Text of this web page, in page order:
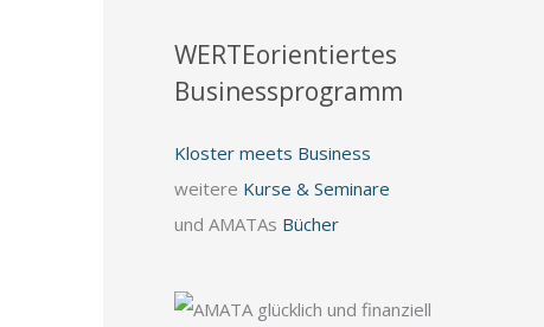
WERTEorientiertes
Businessprogramm
Kloster meets Business
weitere Kurse & Seminare
und AMATAs Bücher